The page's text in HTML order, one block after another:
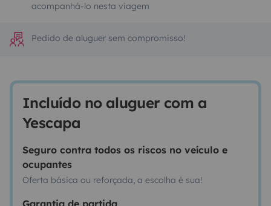
acompanhá-lo nesta viagem
Pedido de aluguer sem compromisso!
Incluído no aluguer com a
Yescapa
Seguro contra todos os riscos no veículo e
ocupantes
Oferta básica ou reforçada, a escolha é sua!
Garantia de partida